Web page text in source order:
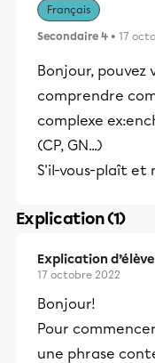
Français
Secondaire 4 • 17
Bonjour, pouvez
comprendre
complexe
(CP, GN...)
S'il-vous-plaît et
Explication (1)
Explication d’élève
17 octobre 2022
Bonjour!
Pour
une phrase